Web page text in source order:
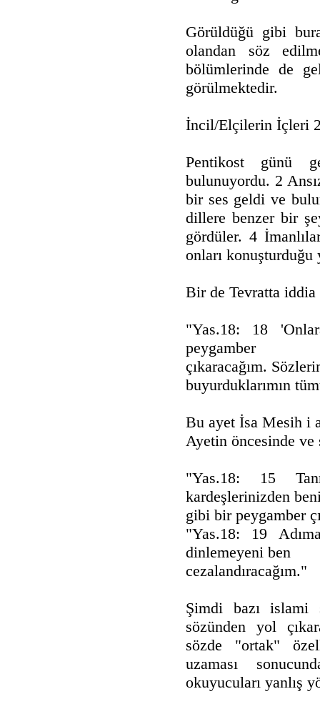
Görüldüğü gibi
olandan söz
bölümlerinde de
görülmektedir.
İncil/Elçilerin İçleri
Pentikost günü
bulunuyordu. 2
bir ses geldi ve
dillere benzer bir
gördüler. 4
onları konuşturduğu
Bir de Tevratta iddia
"Yas.18: 18
peygamber
çıkaracağım.
buyurduklarımın
Bu ayet İsa Mesih i
Ayetin öncesinde ve
"Yas.18: 15
kardeşlerinizden
gibi bir peygamber
"Yas.18: 19
dinlemeyeni ben
cezalandıracağım."
Şimdi bazı
sözünden yol
sözde "ortak"
uzaması
okuyucuları yanlış